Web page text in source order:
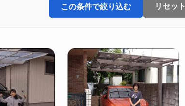
この条件で絞り込む リセット